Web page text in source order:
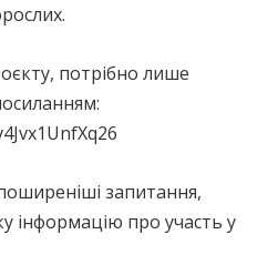
потрібно лише
запитання,
інформацію про участь у